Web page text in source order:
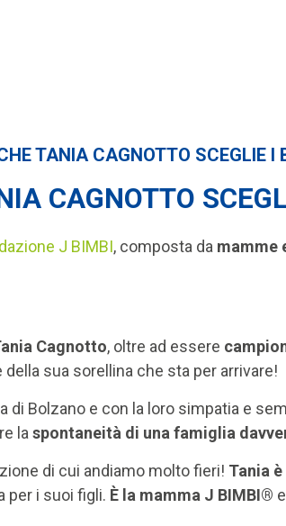
TANIA CAGNOTTO SCEGLIE I
CAGNOTTO
J BIMBI, composta da mamme
Cagnotto, oltre ad essere
della sua sorellina che sta per arrivare!
di Bolzano e con la loro simpatia e
la spontaneità di una famiglia
di cui andiamo molto fieri! Tania
per i suoi figli. È la mamma J BIMBI®